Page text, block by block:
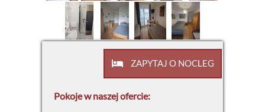
ZAPYTAJ O NOCLEG
Pokoje w naszej ofercie: